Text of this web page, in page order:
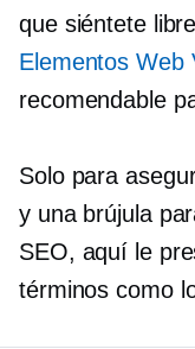
que siéntete
Elementos Web
recomendable
Solo para
y una brújula
SEO, aquí le
términos como